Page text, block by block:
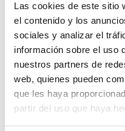
Las cookies de este sitio
el contenido y los
sociales y analizar el
información sobre el uso
nuestros partners de
web, quienes pueden
que les haya
partir del uso que haya
Evita riesgos de una
manipulación inadecuada
garantía del fabricante,
fallos o problemas futuros.
Finalmente, para
por teléfono al
correo electrónico